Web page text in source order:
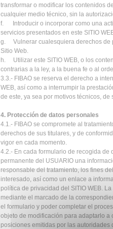
transformar o modificar los contenidos
cualquier medio técnico, sin la
f. Introducir o incorporar como una
servicios presentados en este SITIO
g. Vulnerar cualesquiera derechos de
Sitio Web.
h. Utilizar este SITIO WEB, o los
contrarias a la ley, a la buena fe o al
3.3.- FIBAO se reserva el derecho a
WEB, así como a interrumpir la
de este, ya sea por motivos técnicos,
4. Protección de datos personales
4.1.- FIBAO se compromete al
derechos de sus titulares, y de
vigor en cada momento.
4.2.- En cada formulario de recogida de
permanente del USUARIO una
responsable del tratamiento, los fines
interesado, así como un enlace a
política de privacidad del SITIO WEB.
mediante el marcado de la
el formulario y poder completar el
objeto de modificación para adaptarlo
posiciones emitidas por las autoridades